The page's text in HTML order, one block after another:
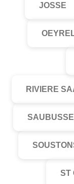
JOSSE
RIVIERE
SAUBUSSE
ST